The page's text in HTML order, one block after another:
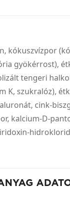
kókuszvízpor
gyökérrost),
tengeri
K, szukralóz),
cink-
kalcium-D-